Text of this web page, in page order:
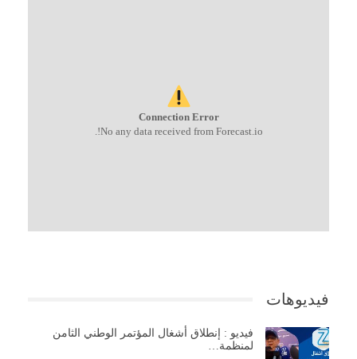
Connection Error
No any data received from Forecast.io!.
فيديوهات
فيديو : إنطلاق أشغال المؤتمر الوطني الثامن
لمنظمة…